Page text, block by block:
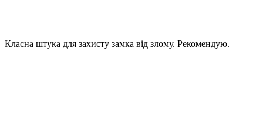
Класна штука для захисту замка від злому. Рекомендую.